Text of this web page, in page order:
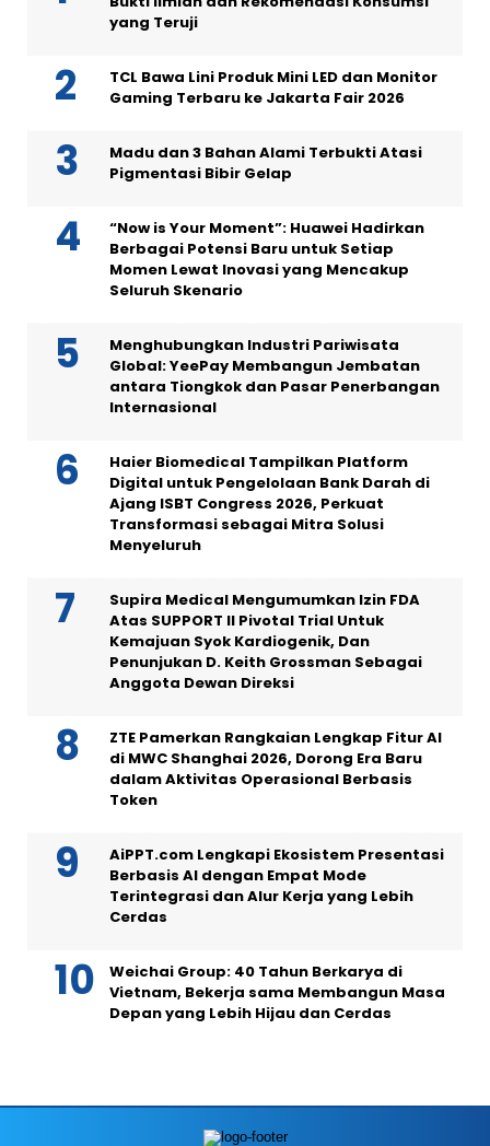
yang Teruji
TCL Bawa Lini Produk Mini LED dan Monitor
Gaming Terbaru ke Jakarta Fair 2026
Madu dan 3 Bahan Alami Terbukti Atasi
Pigmentasi Bibir Gelap
“Now is Your Moment”: Huawei Hadirkan
Berbagai Potensi Baru untuk Setiap
Momen Lewat Inovasi yang Mencakup
Seluruh Skenario
Menghubungkan Industri Pariwisata
Global: YeePay Membangun Jembatan
antara Tiongkok dan Pasar Penerbangan
Internasional
Haier Biomedical Tampilkan Platform
Digital untuk Pengelolaan Bank Darah di
Ajang ISBT Congress 2026, Perkuat
Transformasi sebagai Mitra Solusi
Menyeluruh
Supira Medical Mengumumkan Izin FDA
Atas SUPPORT II Pivotal Trial Untuk
Kemajuan Syok Kardiogenik, Dan
Penunjukan D. Keith Grossman Sebagai
Anggota Dewan Direksi
ZTE Pamerkan Rangkaian Lengkap Fitur AI
di MWC Shanghai 2026, Dorong Era Baru
dalam Aktivitas Operasional Berbasis
Token
AiPPT.com Lengkapi Ekosistem Presentasi
Berbasis AI dengan Empat Mode
Terintegrasi dan Alur Kerja yang Lebih
Cerdas
Weichai Group: 40 Tahun Berkarya di
Vietnam, Bekerja sama Membangun Masa
Depan yang Lebih Hijau dan Cerdas